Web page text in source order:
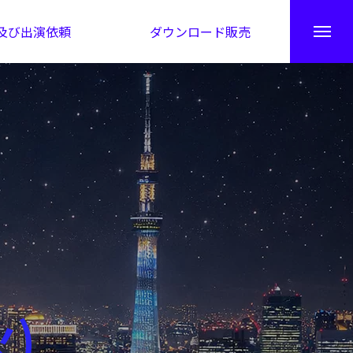
び出演依頼 ダウンロード販売
秘伝公開！吉凶カレンダー